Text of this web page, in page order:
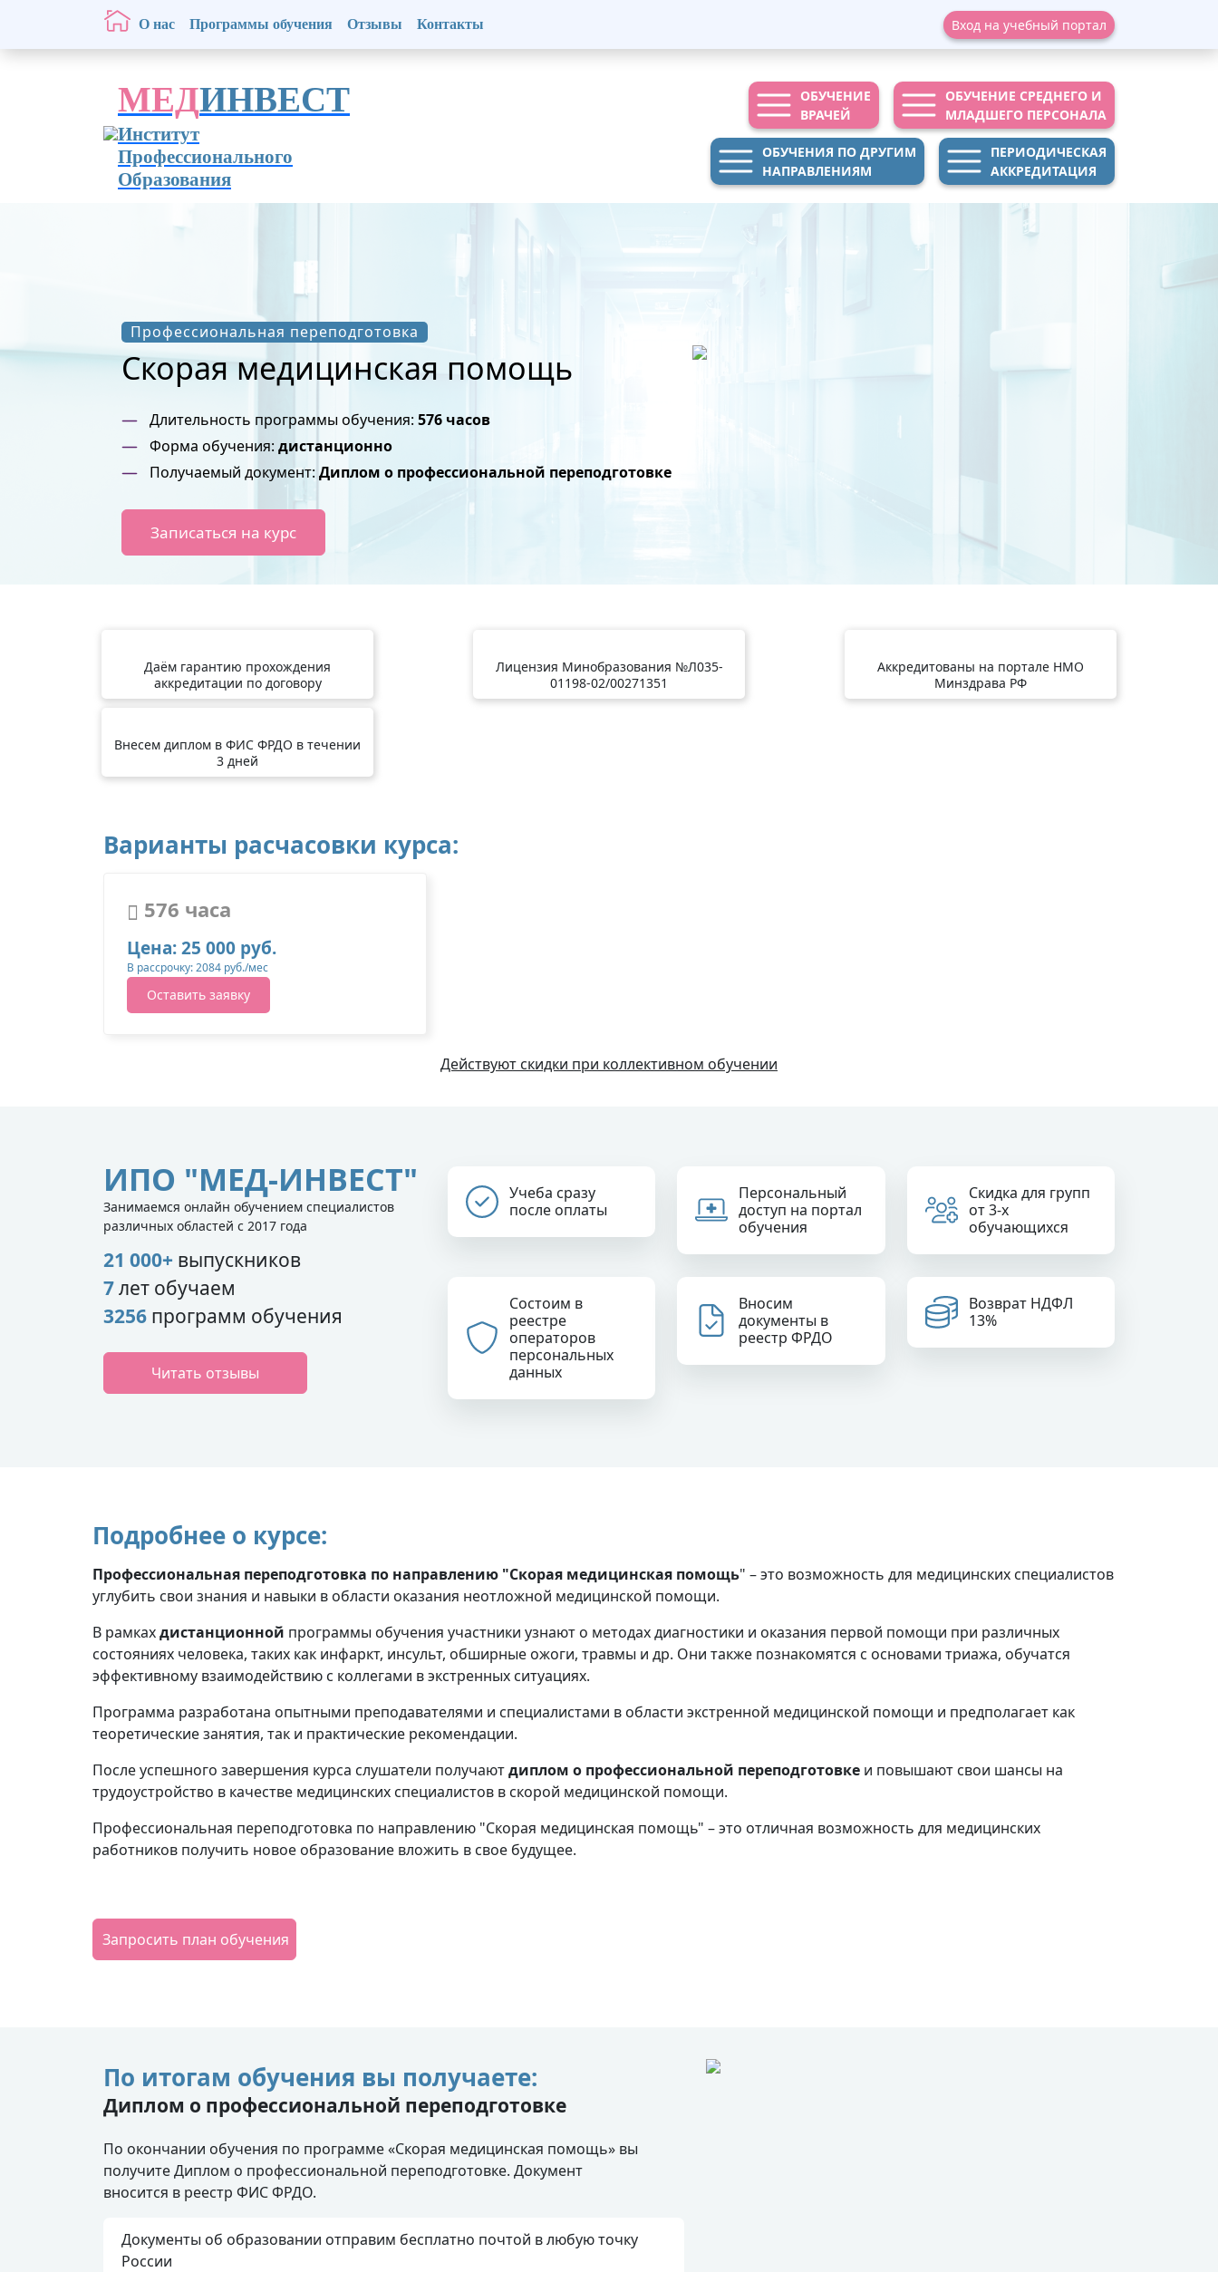
О нас Программы обучения Отзывы Контакты Вход на учебный портал
МЕДИНВЕСТ
Институт
Профессионального
Образования
ОБУЧЕНИЕ
ВРАЧЕЙ
ОБУЧЕНИЕ СРЕДНЕГО И
МЛАДШЕГО ПЕРСОНАЛА
ОБУЧЕНИЯ ПО ДРУГИМ
НАПРАВЛЕНИЯМ
ПЕРИОДИЧЕСКАЯ
АККРЕДИТАЦИЯ
Профессиональная переподготовка
Скорая медицинская помощь
Длительность программы обучения: 576 часов
Форма обучения: дистанционно
Получаемый документ:Диплом о профессиональной переподготовке
Записаться на курс
Даём гарантию прохождения
аккредитации по договору
Лицензия Минобразования №Л035-
01198-02/00271351
Аккредитованы на портале НМО
Минздрава РФ
Внесем диплом в ФИС ФРДО в течении
3 дней
Варианты расчасовки курса:
576 часа
Цена: 25 000 руб.
В рассрочку: 2084 руб./мес
Оставить заявку
Действуют скидки при коллективном обучении
ИПО "МЕД-ИНВЕСТ"
Занимаемся онлайн обучением специалистов
различных областей с 2017 года
21 000+ выпускников
7лет обучаем
3256 программ обучения
Читать отзывы
Учеба сразу
после оплаты
Персональный
доступ на портал
обучения
Скидка для групп
от 3-х
обучающихся
Состоим в
реестре
операторов
персональных
данных
Вносим
документы в
реестр ФРДО
Возврат НДФЛ
13%
Подробнее о курсе:
Профессиональная переподготовка по направлению "Скорая медицинская помощь" – это возможность для медицинских специалистов
углубить свои знания и навыки в области оказания неотложной медицинской помощи.
В рамкахдистанционной программы обучения участники узнают о методах диагностики и оказания первой помощи при различных
состояниях человека, таких как инфаркт, инсульт, обширные ожоги, травмы и др. Они также познакомятся с основами триажа, обучатся
эффективному взаимодействию с коллегами в экстренных ситуациях.
Программа разработана опытными преподавателями и специалистами в области экстренной медицинской помощи и предполагает как
теоретические занятия, так и практические рекомендации.
После успешного завершения курса слушатели получаютдиплом о профессиональной переподготовке и повышают свои шансы на
трудоустройство в качестве медицинских специалистов в скорой медицинской помощи.
Профессиональная переподготовка по направлению "Скорая медицинская помощь" – это отличная возможность для медицинских
работников получить новое образование вложить в свое будущее.
Запросить план обучения
По итогам обучения вы получаете:
Диплом о профессиональной переподготовке
По окончании обучения по программе «Скорая медицинская помощь» вы
получите Диплом о профессиональной переподготовке. Документ
вносится в реестр ФИС ФРДО.
Документы об образовании отправим бесплатно почтой в любую точку
России